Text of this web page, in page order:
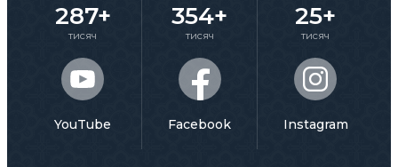
287+
тисяч
YouTube
354+
тисяч
Facebook
25+
тисяч
Instagram